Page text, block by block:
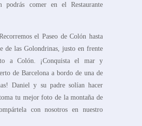
podrás comer en el Restaurante
el Paseo de Colón hasta
de las Golondrinas, justo en frente
a Colón. ¡Conquista el mar y
de Barcelona a bordo de una de
Daniel y su padre solían hacer
tu mejor foto de la montaña de
con nosotros en nuestro